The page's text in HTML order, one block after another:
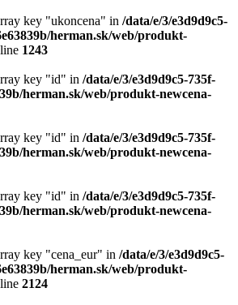
key "ukoncena" in /data/e/3/e3d9d9c5-
herman.sk/web/produkt-
1243
key "id" in /data/e/3/e3d9d9c5-735f-
herman.sk/web/produkt-newcena-
key "id" in /data/e/3/e3d9d9c5-735f-
herman.sk/web/produkt-newcena-
key "id" in /data/e/3/e3d9d9c5-735f-
herman.sk/web/produkt-newcena-
key "cena_eur" in /data/e/3/e3d9d9c5-
herman.sk/web/produkt-
2124